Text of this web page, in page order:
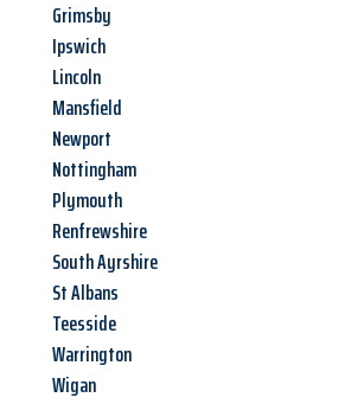
Grimsby
Ipswich
Lincoln
Mansfield
Newport
Nottingham
Plymouth
Renfrewshire
South Ayrshire
St Albans
Teesside
Warrington
Wigan